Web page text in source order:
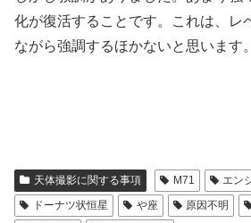
化が復活することです。これは、レ
ながら強調するほかないと思います。
天体撮影に関する事項 M71
エン
ドーナツ状恒星
や座 原因不明